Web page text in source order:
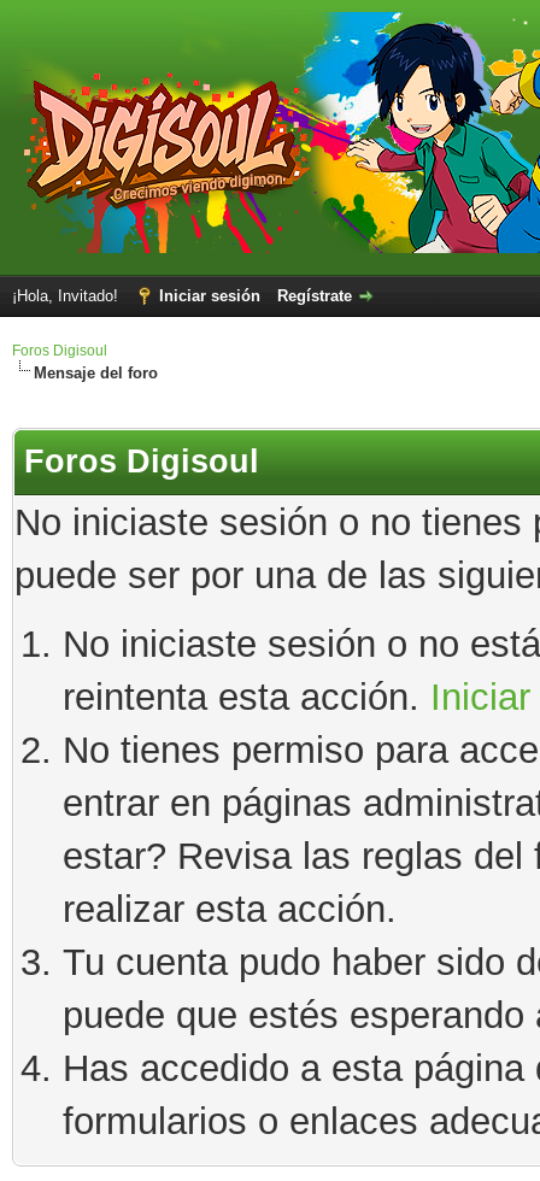
¡Hola, Invitado! Iniciar sesión Regístrate
Foros Digisoul
Mensaje del foro
Foros Digisoul
No iniciaste sesión o no
puede ser por una de las
No iniciaste sesión o no
reintenta esta acción.
No tienes permiso para
entrar en páginas
estar? Revisa las reglas
realizar esta acción.
Tu cuenta pudo haber sido
puede que estés esperando
Has accedido a esta
formularios o enlaces